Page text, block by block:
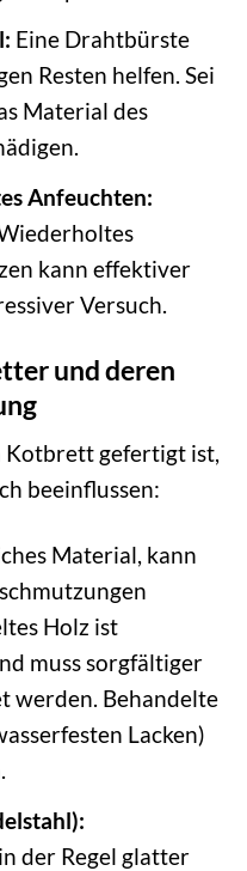
Eine Drahtbürste
Resten helfen. Sei
Material des
Anfeuchten:
kann effektiver
Versuch.
und deren
Kotbrett gefertigt ist,
beeinflussen:
Material, kann
Holz ist
muss sorgfältiger
werden. Behandelte
Lacken)
der Regel glatter